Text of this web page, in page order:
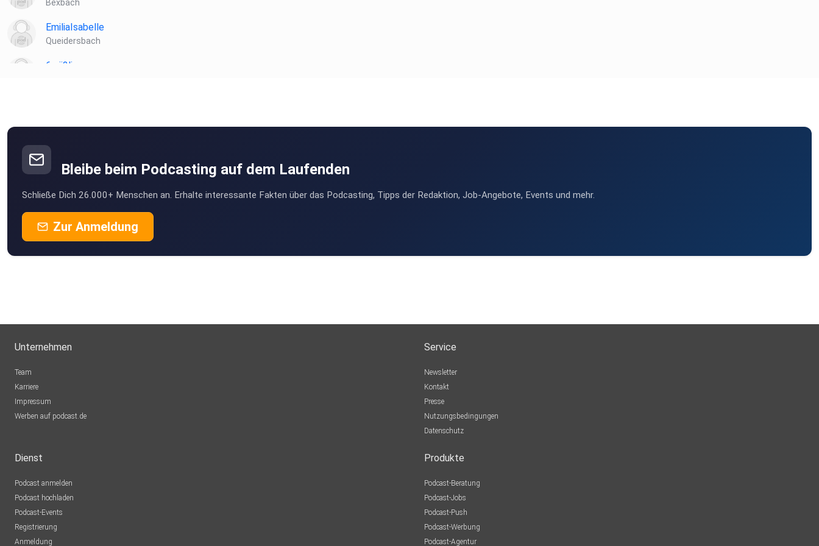
Bexbach
EmiliaIsabelle
Queidersbach
6zrii2li
ieyidlhu
Bleibe beim Podcasting auf dem Laufenden
Schließe Dich 26.000+ Menschen an. Erhalte interessante Fakten über das Podcasting, Tipps der Redaktion, Job-Angebote, Events und mehr.
Zur Anmeldung
Unternehmen
Team
Karriere
Impressum
Werben auf podcast.de
Service
Newsletter
Kontakt
Presse
Nutzungsbedingungen
Datenschutz
Dienst
Podcast anmelden
Podcast hochladen
Podcast-Events
Registrierung
Anmeldung
Produkte
Podcast-Beratung
Podcast-Jobs
Podcast-Push
Podcast-Werbung
Podcast-Agentur